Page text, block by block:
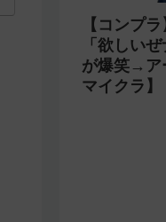
【コンプ
「欲しい
が爆笑→ア
マイクラ】